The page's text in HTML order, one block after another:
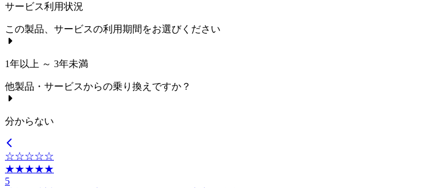
サービス利用状況
この製品、サービスの利用期間をお選びください
1年以上 ～ 3年未満
他製品・サービスからの乗り換えですか？
分からない
☆☆☆☆☆
★★★★★
5